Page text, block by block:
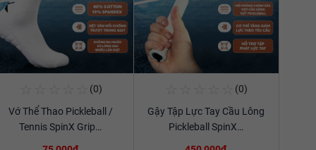
(0)
Vớ Thể Thao Pickleball /
Tennis SpinX Grip…
Xem chi tiết
(0)
Gậy Tập Lực Tay Cầu Lông
Pickleball SpinX…